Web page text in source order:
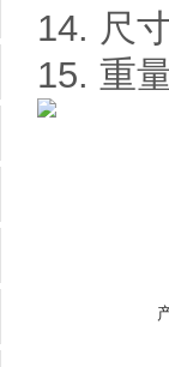
14. 尺
15. 重